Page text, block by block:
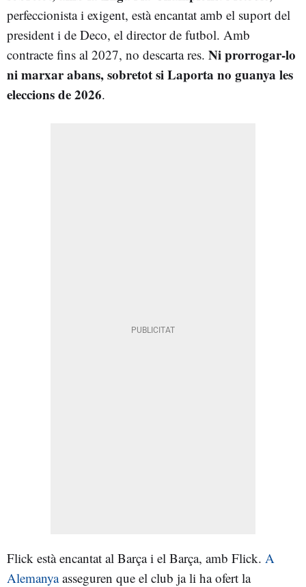
perfeccionista i exigent, està encantat amb el suport del
president i de Deco, el director de futbol. Amb
contracte fins al 2027, no descarta res. Ni prorrogar-lo
ni marxar abans, sobretot si Laporta no guanya les
eleccions de 2026.
Flick està encantat al Barça i el Barça, amb Flick. A
Alemanyaasseguren que el club ja li ha ofert la